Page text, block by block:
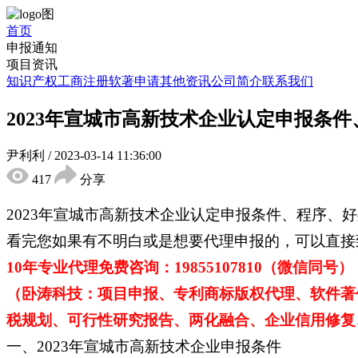
首页
申报通知
项目资讯
知识产权工商注册软著申请其他资讯公司简介联系我们
2023年宣城市高新技术企业认定申报条
尹利利 / 2023-03-14 11:36:00
417
分享
2023年宣城市高新技术企业认定申报条件、程序、
看完您如果有不明白或是想要代理申报的，可以直
10年专业代理免费咨询：19855107810（微信同号）
（卧涛科技：项目申报、专利商标版权代理、软件
税规划、可行性研究报告、两化融合、企业信用修
一、2023年宣城市高新技术企业申报条件